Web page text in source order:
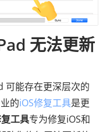
无法更新
可能存在更深层次的
的iOS修复工具是更
工具专为修复iOS和